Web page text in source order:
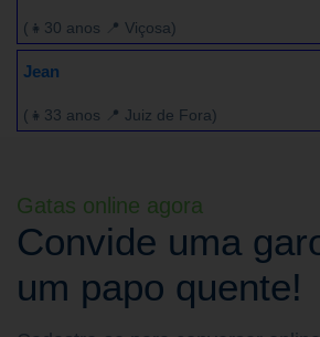
(👧30 anos 📍 Viçosa)
Jean
(👧33 anos 📍 Juiz de Fora)
Gatas online agora
Convide uma
um papo quente!